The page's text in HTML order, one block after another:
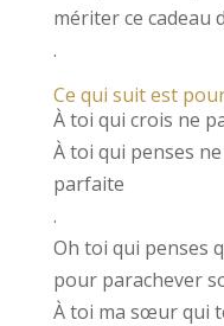
mériter ce cadeau
.
Ce qui suit est
À toi qui crois ne
À toi qui penses
parfaite
.
Oh toi qui penses
pour parachever
À toi ma sœur qui